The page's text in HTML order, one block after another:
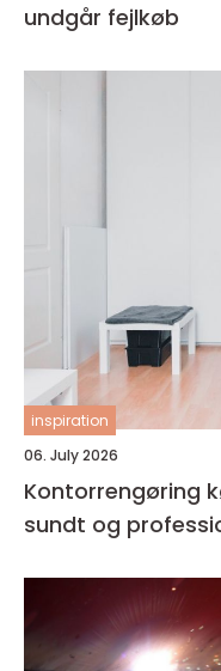
undgår fejlkøb
inspiration
06. July 2026
Kontorrengøring
sundt og